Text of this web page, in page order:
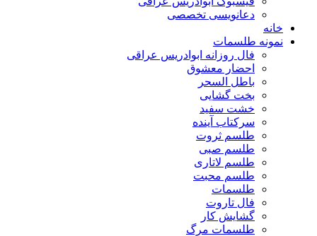
دعانویسی تخصصی
خانه
نمونه طلسمات
فال روزانه ابوادریس عراقی
احضار معشوق
باطل السحر
بخت گشایی
خشت سفید
سرکتاب آینده
طلسم ثروت
طلسم صبی
طلسم لاتاری
طلسم محبت
طلسمات
فال تاروت
گشایش کار
طلسمات مرگ